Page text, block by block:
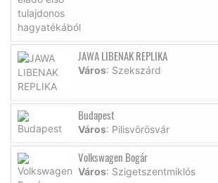
JAWA LIBENAK REPLIKA
Város: Szekszárd
Budapest
Város: Pilisvörösvár
Volkswagen Bogár
Város: Szigetszentmiklós